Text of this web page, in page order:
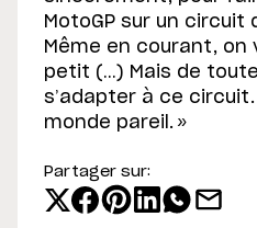
MotoGP sur un
Même en courant, on
petit (…) Mais de
s’adapter à ce
monde pareil. »
Partager sur: